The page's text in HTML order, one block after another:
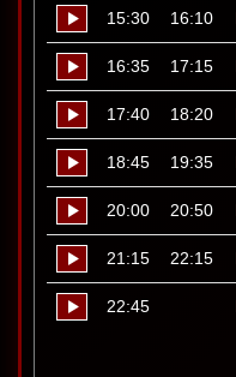
15:30 16:10
16:35 17:15
17:40 18:20
18:45 19:35
20:00 20:50
21:15 22:15
22:45